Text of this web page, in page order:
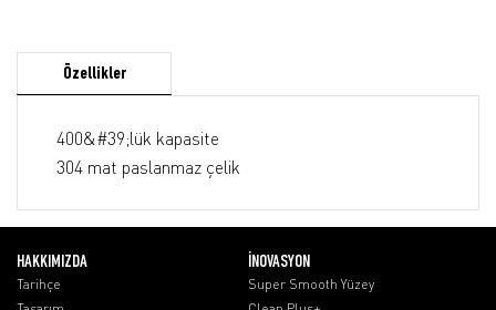
Özellikler
400&#39;lük kapasite
304 mat paslanmaz çelik
HAKKIMIZDA
Tarihçe
İNOVASYON
Super Smooth Yüzey